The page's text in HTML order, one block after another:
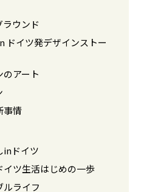
ウンド
イツ発デザインストー
アート
事情
inドイツ
ツ生活はじめの一歩
ルライフ